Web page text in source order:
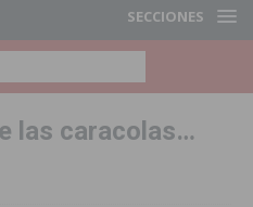
SECCIONES
las caracolas…